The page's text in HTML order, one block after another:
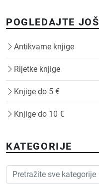
POGLEDAJTE JOŠ
Antikvarne knjige
Rijetke knjige
Knjige do 5 €
Knjige do 10 €
KATEGORIJE